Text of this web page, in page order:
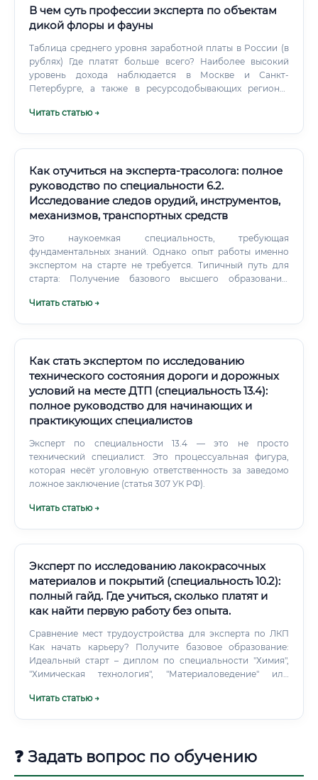
В чем суть профессии эксперта по объектам
дикой флоры и фауны
Таблица среднего уровня заработной платы в России (в
рублях) Где платят больше всего? Наиболее высокий
уровень дохода наблюдается в Москве и Санкт-
Петербурге, а также в ресурсодобывающих регионах
проблема браконьерства и контрабанды).
Читать статью →
Как отучиться на эксперта-трасолога: полное
руководство по специальности 6.2.
Исследование следов орудий, инструментов,
механизмов, транспортных средств
Это наукоемкая специальность, требующая
фундаментальных знаний. Однако опыт работы именно
экспертом на старте не требуется. Типичный путь для
старта: Получение базового высшего образования:
экспертиза» (40.05.03).
Читать статью →
Как стать экспертом по исследованию
технического состояния дороги и дорожных
условий на месте ДТП (специальность 13.4):
полное руководство для начинающих и
практикующих специалистов
Эксперт по специальности 13.4 — это не просто
технический специалист. Это процессуальная фигура,
которая несёт уголовную ответственность за заведомо
ложное заключение (статья 307 УК РФ).
Читать статью →
Эксперт по исследованию лакокрасочных
материалов и покрытий (специальность 10.2):
полный гайд. Где учиться, сколько платят и
как найти первую работу без опыта.
Сравнение мест трудоустройства для эксперта по ЛКП
Как начать карьеру? Получите базовое образование:
Идеальный старт – диплом по специальности "Химия",
"Химическая технология", "Материаловедение" или
Читать статью →
❓ Задать вопрос по обучению